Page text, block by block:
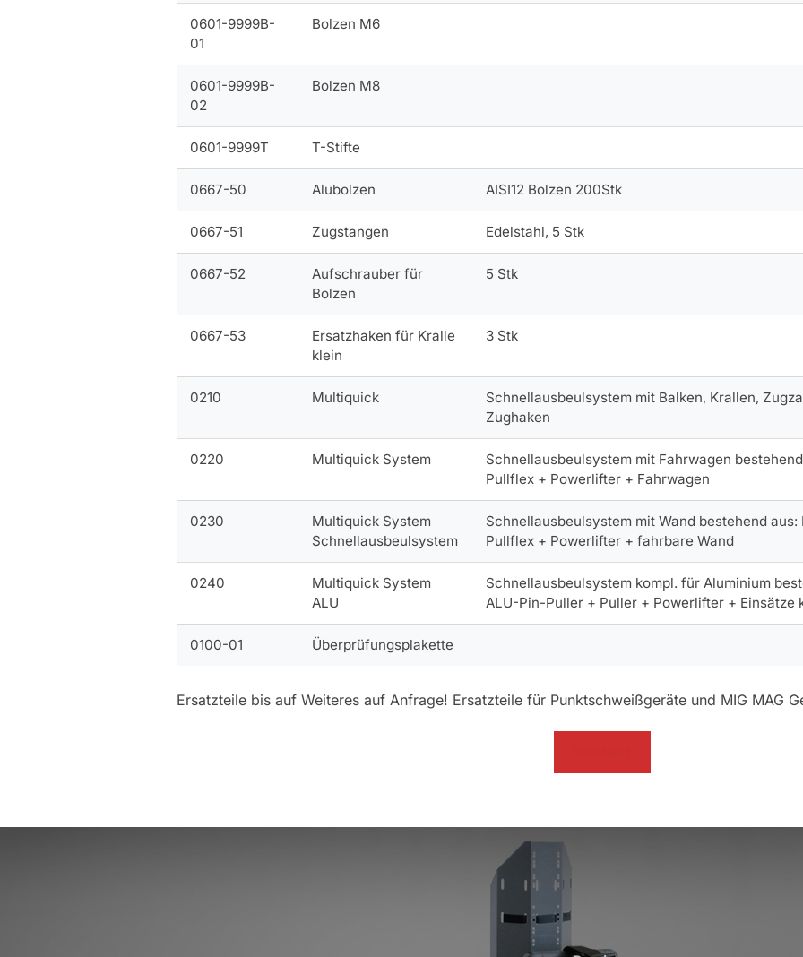
0601-9999B-
01
Bolzen M6
0601-9999B-
02
Bolzen M8
0601-9999T T-Stifte
0667-50 Alubolzen AISI12 Bolzen 200Stk
0667-51 Zugstangen Edelstahl, 5 Stk
0667-52
Aufschrauber für
Bolzen
5 Stk
0667-53
Ersatzhaken für Kralle
klein
3 Stk
0210 Multiquick
Schnellausbeulsystem mit Balken, Krallen,
Zughaken
0220 Multiquick System
Schnellausbeulsystem mit Fahrwagen
Pullflex + Powerlifter + Fahrwagen
0230
Multiquick System
Schnellausbeulsystem
Schnellausbeulsystem mit Wand bestehend
Pullflex + Powerlifter + fahrbare Wand
0240
Multiquick System
ALU
Schnellausbeulsystem kompl. für Aluminium
ALU-Pin-Puller + Puller + Powerlifter + Einsätze
0100-01 Überprüfungsplakette
Ersatzteile bis auf Weiteres auf Anfrage! Ersatzteile für Punktschweißgeräte und MIG MAG